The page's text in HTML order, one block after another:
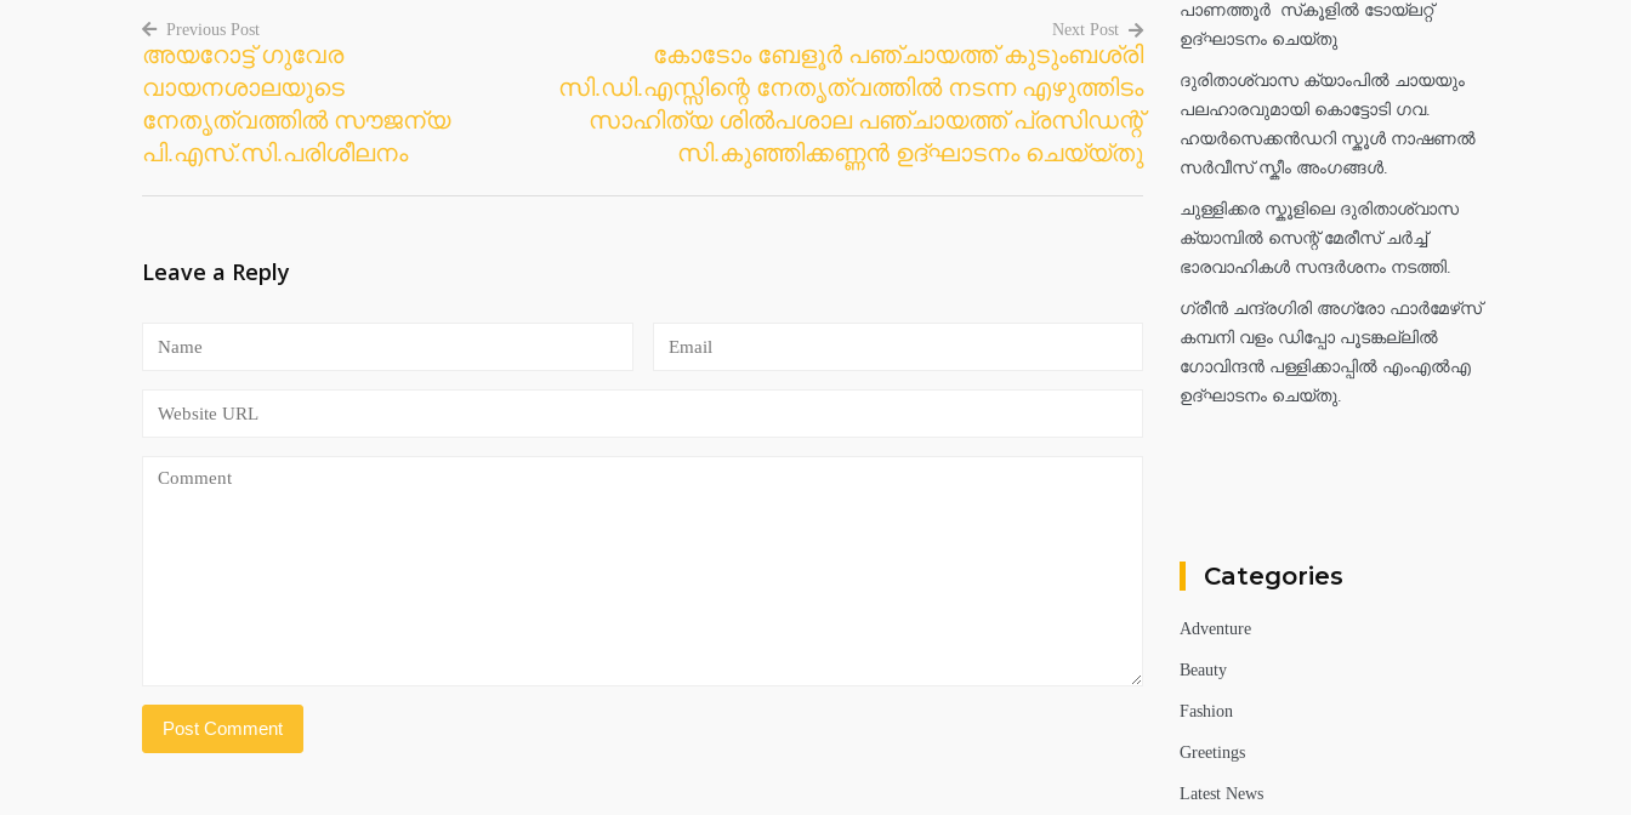
Post
navigation
Previous Post
അയറോട്ട് ഗുവേര
വായനശാലയുടെ
നേതൃത്വത്തില്‍ സൗജന്യ
പി.എസ്.സി.പരിശീലനം
Next Post
കോടോം ബേളൂര്‍ പഞ്ചായത്ത് കുടുംബശ്രി
സി.ഡി.എസ്സിന്റെ നേതൃത്വത്തില്‍ നടന്ന എഴുത്തിടം
സാഹിത്യ ശില്‍പശാല പഞ്ചായത്ത് പ്രസിഡന്റ്
സി.കുഞ്ഞിക്കണ്ണന്‍ ഉദ്ഘാടനം ചെയ്യ്തു
Leave a Reply
പാണത്തൂർ സ്‌കൂളിൽ ടോയ്ലറ്റ്
ഉദ്ഘാടനം ചെയ്തു
ദുരിതാശ്വാസ ക്യാംപിൽ ചായയും
പലഹാരവുമായി കൊട്ടോടി ഗവ.
ഹയർസെക്കൻഡറി സ്കൂൾ നാഷണൽ
സർവീസ് സ്കീം അംഗങ്ങൾ.
ചുള്ളിക്കര സ്കൂളിലെ ദുരിതാശ്വാസ
ക്യാമ്പിൽ സെന്റ് മേരീസ് ചർച്ച്
ഭാരവാഹികൾ സന്ദർശനം നടത്തി.
ഗ്രീൻ ചന്ദ്രഗിരി അഗ്രോ ഫാർമേഴ്‌സ്
കമ്പനി വളം ഡിപ്പോ പൂടങ്കല്ലിൽ
ഗോവിന്ദൻ പള്ളിക്കാപ്പിൽ എംഎൽഎ
ഉദ്ഘാടനം ചെയ്തു.
Categories
Adventure
Beauty
Fashion
Greetings
Latest News